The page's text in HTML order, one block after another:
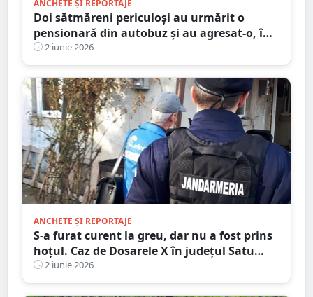
ANCHETE ȘI REPORTAJE
Doi sătmăreni periculoși au urmărit o
pensionară din autobuz și au agresat-o, în
municipiul Satu Mare
2 iunie 2026
ANCHETE ȘI REPORTAJE
S-a furat curent la greu, dar nu a fost prins
hoțul. Caz de Dosarele X în județul Satu
Mare
2 iunie 2026